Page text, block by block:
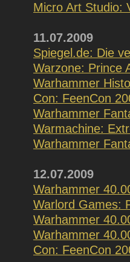
Micro Art Studio:
11.07.2009
Spiegel.de: Die
Warzone: Prince
Warhammer
Con: FeenCon
Warhammer
Warmachine:
Warhammer
12.07.2009
Warhammer
Warlord Games:
Warhammer
Warhammer
Con: FeenCon